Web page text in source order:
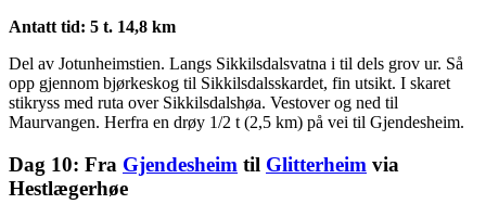
Antatt tid: 5 t. 14,8 km
Del av Jotunheimstien. Langs Sikkilsdalsvatna i til dels grov ur. Så
opp gjennom bjørkeskog til Sikkilsdalsskardet, fin utsikt. I skaret
stikryss med ruta over Sikkilsdalshøa. Vestover og ned til
Maurvangen. Herfra en drøy 1/2 t (2,5 km) på vei til Gjendesheim.
Dag 10: Fra Gjendesheim til Glitterheim via
Hestlægerhøe